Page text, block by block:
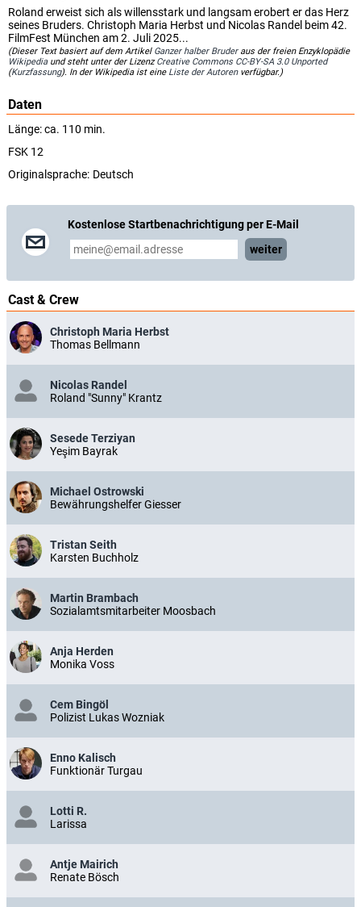
Roland erweist sich als willensstark und langsam erobert er das Herz
seines Bruders. Christoph Maria Herbst und Nicolas Randel beim 42.
FilmFest München am 2. Juli 2025...
(Dieser Text basiert auf dem Artikel Ganzer halber Bruderaus der freien Enzyklopädie
Wikipediaund steht unter der LizenzCreative Commons CC-BY-SA 3.0 Unported
(Kurzfassung). In der Wikipedia ist eine Liste der Autorenverfügbar.)
Daten
Länge: ca. 110 min.
FSK 12
Originalsprache: Deutsch
Kostenlose Startbenachrichtigung per E-Mail
weiter
Cast & Crew
Christoph Maria Herbst
Thomas Bellmann
Nicolas Randel
Roland "Sunny" Krantz
Sesede Terziyan
Yeşim Bayrak
Michael Ostrowski
Bewährungshelfer Giesser
Tristan Seith
Karsten Buchholz
Martin Brambach
Sozialamtsmitarbeiter Moosbach
Anja Herden
Monika Voss
Cem Bingöl
Polizist Lukas Wozniak
Enno Kalisch
Funktionär Turgau
Lotti R.
Larissa
Antje Mairich
Renate Bösch